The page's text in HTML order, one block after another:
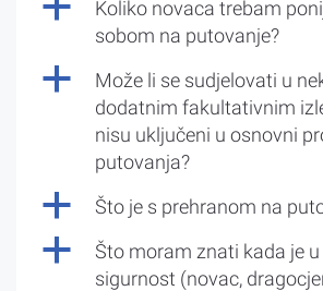
a
Koliko novaca trebam
sobom na putovanje?
a
Može li se sudjelovati u
dodatnim fakultativnim
nisu uključeni u osnovni
putovanja?
a Što je s prehranom na
a
Što moram znati kada je
sigurnost (novac,